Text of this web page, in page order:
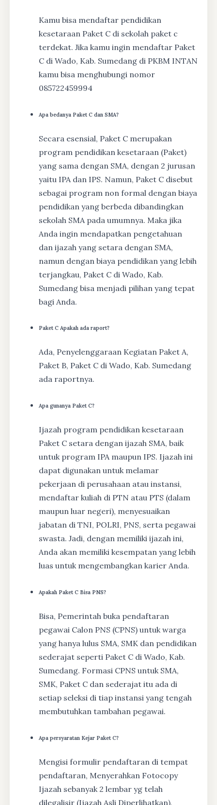
Kamu bisa mendaftar pendidikan
kesetaraan Paket C di sekolah paket c
terdekat. Jika kamu ingin mendaftar Paket
C di Wado, Kab. Sumedang di PKBM INTAN
kamu bisa menghubungi nomor
085722459994
Apa bedanya Paket C dan SMA?
Secara esensial, Paket C merupakan
program pendidikan kesetaraan (Paket)
yang sama dengan SMA, dengan 2 jurusan
yaitu IPA dan IPS. Namun, Paket C disebut
sebagai program non formal dengan biaya
pendidikan yang berbeda dibandingkan
sekolah SMA pada umumnya. Maka jika
Anda ingin mendapatkan pengetahuan
dan ijazah yang setara dengan SMA,
namun dengan biaya pendidikan yang lebih
terjangkau, Paket C di Wado, Kab.
Sumedang bisa menjadi pilihan yang tepat
bagi Anda.
Paket C Apakah ada raport?
Ada, Penyelenggaraan Kegiatan Paket A,
Paket B, Paket C di Wado, Kab. Sumedang
ada raportnya.
Apa gunanya Paket C?
Ijazah program pendidikan kesetaraan
Paket C setara dengan ijazah SMA, baik
untuk program IPA maupun IPS. Ijazah ini
dapat digunakan untuk melamar
pekerjaan di perusahaan atau instansi,
mendaftar kuliah di PTN atau PTS (dalam
maupun luar negeri), menyesuaikan
jabatan di TNI, POLRI, PNS, serta pegawai
swasta. Jadi, dengan memiliki ijazah ini,
Anda akan memiliki kesempatan yang lebih
luas untuk mengembangkan karier Anda.
Apakah Paket C Bisa PNS?
Bisa, Pemerintah buka pendaftaran
pegawai Calon PNS (CPNS) untuk warga
yang hanya lulus SMA, SMK dan pendidikan
sederajat seperti Paket C di Wado, Kab.
Sumedang. Formasi CPNS untuk SMA,
SMK, Paket C dan sederajat itu ada di
setiap seleksi di tiap instansi yang tengah
membutuhkan tambahan pegawai.
Apa persyaratan Kejar Paket C?
Mengisi formulir pendaftaran di tempat
pendaftaran, Menyerahkan Fotocopy
Ijazah sebanyak 2 lembar yg telah
dilegalisir (Ijazah Asli Diperlihatkan),